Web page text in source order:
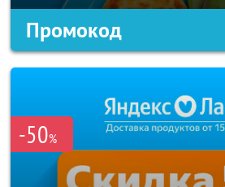
Промокод
-50%